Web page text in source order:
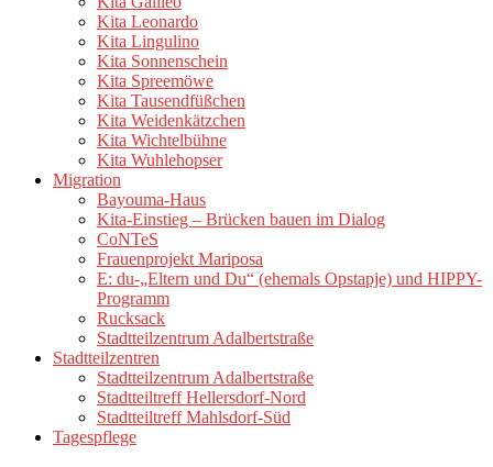
Kita Leonardo
Kita Lingulino
Kita Sonnenschein
Kita Spreemöwe
Kita Tausendfüßchen
Kita Weidenkätzchen
Kita Wichtelbühne
Kita Wuhlehopser
Migration
Bayouma-Haus
Kita-Einstieg – Brücken bauen im Dialog
CoNTeS
Frauenprojekt Mariposa
E: du-„Eltern und Du“ (ehemals Opstapje) und HIPPY-
Programm
Rucksack
Stadtteilzentrum Adalbertstraße
Stadtteilzentren
Stadtteilzentrum Adalbertstraße
Stadtteiltreff Hellersdorf-Nord
Stadtteiltreff Mahlsdorf-Süd
Tagespflege